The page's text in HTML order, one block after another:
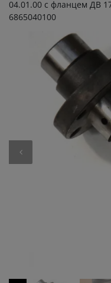
04.01.00 с фланцем ДВ
6865040100